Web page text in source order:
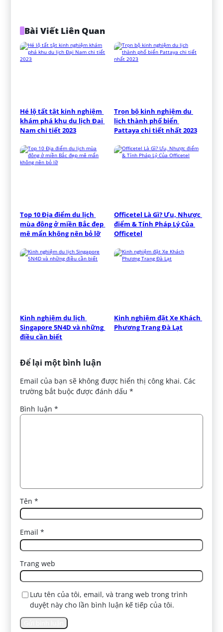
Bài Viết Liên Quan
Hé lộ tất tật kinh nghiệm
khám phá khu du lịch Đại
Nam chi tiết 2023
Trọn bộ kinh nghiệm du
lịch thành phố biển
Pattaya chi tiết nhất 2023
Top 10 Địa điểm du lịch
mùa đông ở miền Bắc đẹp
mê mẩn không nên bỏ lỡ
Officetel Là Gì? Ưu, Nhược
điểm & Tính Pháp Lý Của
Officetel
Kinh nghiệm du lịch
Singapore 5N4D và những
điều cần biết
Kinh nghiệm đặt Xe Khách
Phương Trang Đà Lạt
Để lại một bình luận
Email của bạn sẽ không được hiển thị công khai. Các
trường bắt buộc được đánh dấu*
Bình luận*
Tên*
Email*
Trang web
Lưu tên của tôi, email, và trang web trong trình
duyệt này cho lần bình luận kế tiếp của tôi.